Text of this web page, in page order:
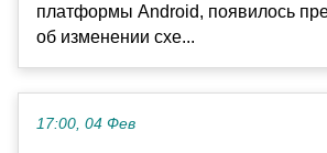
платформы Android, появилось
об изменении схе...
17:00, 04 Фев